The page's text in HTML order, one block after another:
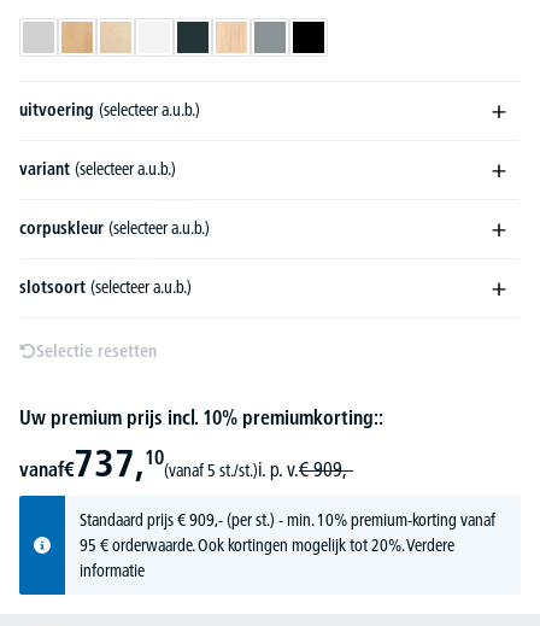
uitvoering (selecteer a.u.b.)
variant (selecteer a.u.b.)
corpuskleur (selecteer a.u.b.)
slotsoort (selecteer a.u.b.)
Selectie resetten
Uw premium prijs incl. 10% premiumkorting::
vanaf€737,10
(vanaf 5 st./st.)i. p. v.€ 909,-
Standaard prijs€909,-(per st.) - min. 10% premium-korting vanaf
95 € orderwaarde. Ook kortingen mogelijk tot 20%.Verdere
informatie